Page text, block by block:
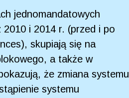
jednomandatowych
i 2014 r. (przed i po
skupiają się na
a także w
że zmiana systemu
systemu